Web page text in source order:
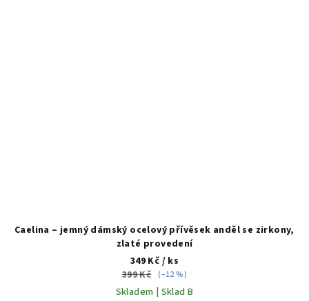
Caelina – jemný dámský ocelový přívěsek anděl se zirkony,
zlaté provedení
349 Kč / ks
399 Kč (–12 %)
Skladem | Sklad B